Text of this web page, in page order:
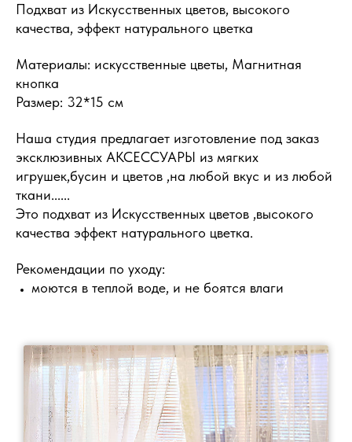
Подхват из Искусственных цветов, высокого
качества, эффект натурального цветка
Материалы: искусственные цветы, Магнитная
кнопка
Размер: 32*15 см
Наша студия предлагает изготовление под заказ
эксклюзивных АКСЕССУАРЫ из мягких
игрушек,бусин и цветов ,на любой вкус и из любой
ткани......
Это подхват из Искусственных цветов ,высокого
качества эффект натурального цветка.
Рекомендации по уходу:
моются в теплой воде, и не боятся влаги